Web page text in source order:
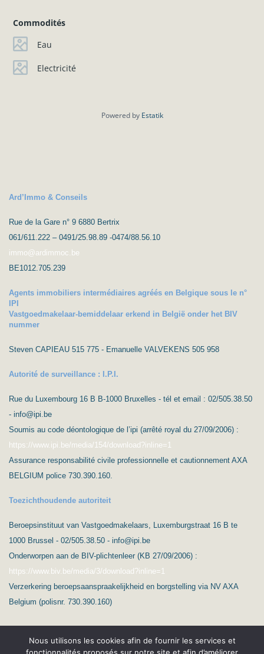
Commodités
Eau
Electricité
Powered by Estatik
Ard’Immo & Conseils
Rue de la Gare n° 9 6880 Bertrix
061/611.222 – 0491/25.98.89 -0474/88.56.10
immo@ardimmoc.be
BE1012.705.239
Agents immobiliers intermédiaires agréés en Belgique sous le n°
IPI
Vastgoedmakelaar-bemiddelaar erkend in België onder het BIV
nummer
Steven CAPIEAU 515 775 - Emanuelle VALVEKENS 505 958
Autorité de surveillance : I.P.I.
Rue du Luxembourg 16 B B-1000 Bruxelles - tél et email : 02/505.38.50
- info@ipi.be
Soumis au code déontologique de l’ipi (arrêté royal du 27/09/2006) :
https://www.ipi.be/media/154/download?inline=1
Assurance responsabilité civile professionnelle et cautionnement AXA
BELGIUM police 730.390.160.
Toezichthoudende autoriteit
Beroepsinstituut van Vastgoedmakelaars, Luxemburgstraat 16 B te
1000 Brussel - 02/505.38.50 - info@ipi.be
Onderworpen aan de BIV-plichtenleer (KB 27/09/2006) :
https://www.biv.be/media/3/download?inline=1
Verzerkering beroepsaanspraakelijkheid en borgstelling via NV AXA
Belgium (polisnr. 730.390.160)
Nous utilisons les cookies afin de fournir les services et